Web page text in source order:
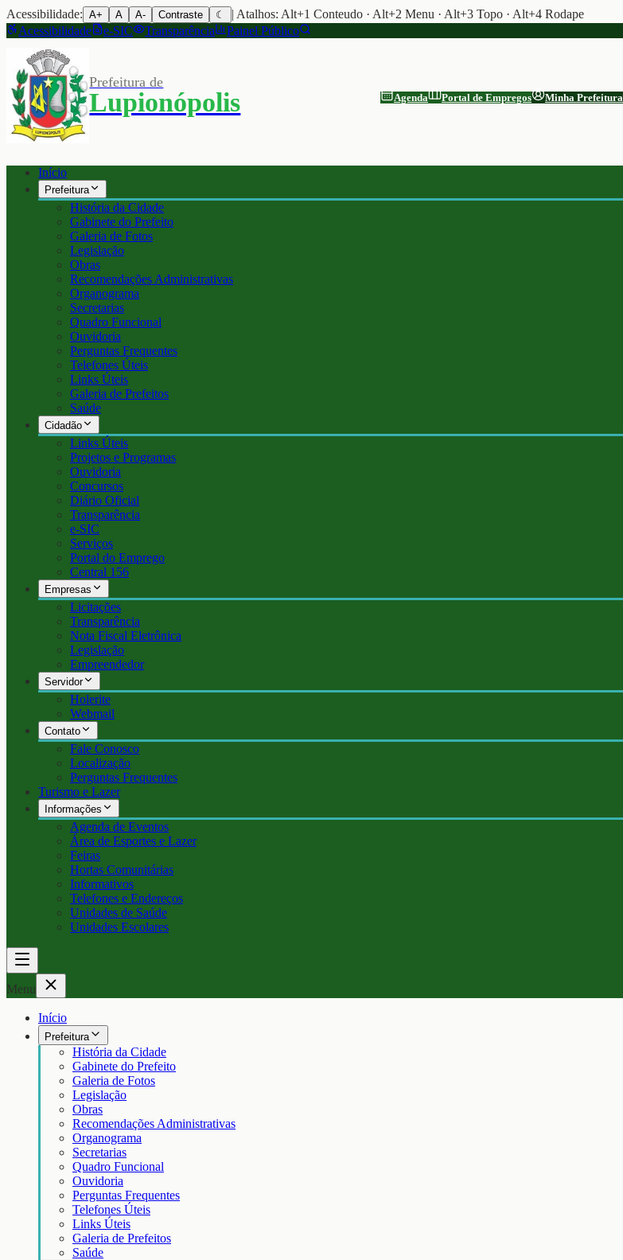
Acessibilidade: A+ A A- Contraste ☾
| Atalhos: Alt+1 Conteudo · Alt+2 Menu · Alt+3 Topo · Alt+4 Rodape
Acessibilidade
e-SIC Transparência Painel Público
Prefeitura de
Lupionópolis Agenda Portal de Empregos Minha Prefeitura
Início
Prefeitura
História da Cidade
Gabinete do Prefeito
Galeria de Fotos
Legislação
Obras
Recomendações Administrativas
Organograma
Secretarias
Quadro Funcional
Ouvidoria
Perguntas Frequentes
Telefones Úteis
Links Úteis
Galeria de Prefeitos
Saúde
Cidadão
Links Úteis
Projetos e Programas
Ouvidoria
Concursos
Diário Oficial
Transparência
e-SIC
Serviços
Portal do Emprego
Central 156
Empresas
Licitações
Transparência
Nota Fiscal Eletrônica
Legislação
Empreendedor
Servidor
Holerite
Webmail
Contato
Fale Conosco
Localização
Perguntas Frequentes
Turismo e Lazer
Informações
Agenda de Eventos
Área de Esportes e Lazer
Feiras
Hortas Comunitárias
Informativos
Telefones e Endereços
Unidades de Saúde
Unidades Escolares
Menu
Início
Prefeitura
História da Cidade
Gabinete do Prefeito
Galeria de Fotos
Legislação
Obras
Recomendações Administrativas
Organograma
Secretarias
Quadro Funcional
Ouvidoria
Perguntas Frequentes
Telefones Úteis
Links Úteis
Galeria de Prefeitos
Saúde